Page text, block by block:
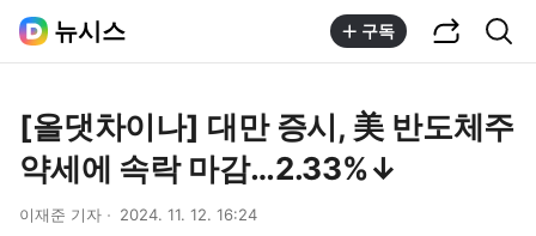
뉴시스 구독
[올댓차이나] 대만 증시, 美 반도체주
약세에 속락 마감…2.33%↓
이재준 기자 2024. 11. 12. 16:24